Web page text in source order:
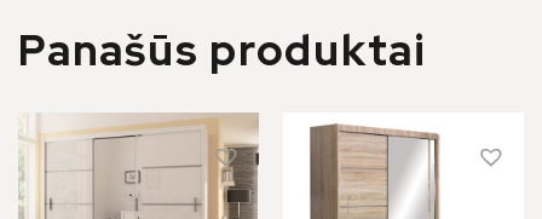
Panašūs produktai